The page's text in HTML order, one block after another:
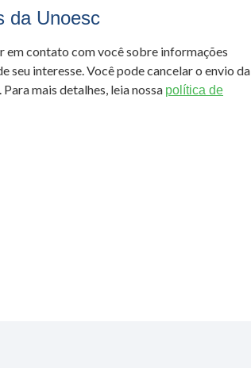
da Unoesc
em contato com você sobre informações
seu interesse. Você pode cancelar o envio da
mais detalhes, leia nossa política de